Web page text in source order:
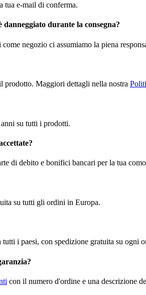
tua e-mail di conferma.
danneggiato durante la consegna?
come negozio ci assumiamo la piena
prodotto. Maggiori dettagli nella nostra
su tutti i prodotti.
di debito e bonifici bancari per la tua
su tutti gli ordini in Europa.
i paesi, con spedizione gratuita su ogni
con il numero d'ordine e una descrizione